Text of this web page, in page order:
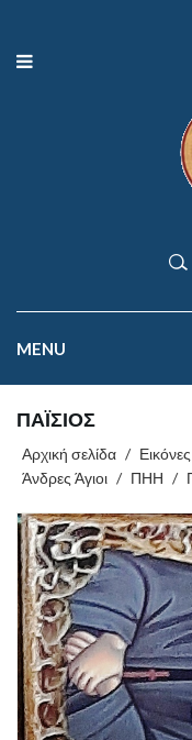
MENU
ΠΑΪΣΙΟΣ
Αρχική σελίδα / Εικόνες
Άνδρες Άγιοι / ΠΗΗ /